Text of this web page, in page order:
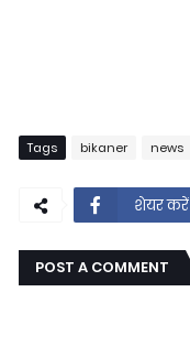
Tags bikaner news
शेयर करें
POST A COMMENT